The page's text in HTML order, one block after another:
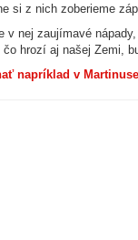
si z nich zoberieme
nej zaujímavé
hrozí aj našej Zemi,
napríklad v